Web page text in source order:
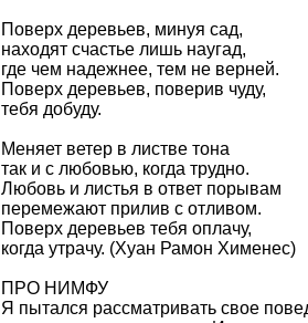
Поверх деревьев, минуя сад,
находят счастье лишь наугад,
где чем надежнее, тем не верней.
Поверх деревьев, поверив чуду,
тебя добуду.
Меняет ветер в листве тона
так и с любовью, когда трудно.
Любовь и листья в ответ порывам
перемежают прилив с отливом.
Поверх деревьев тебя оплачу,
когда утрачу. (Хуан Рамон Хименес)
ПРО НИМФУ
Я пытался рассматривать свое